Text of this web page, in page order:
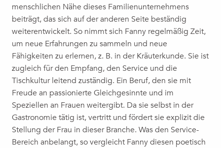
menschlichen Nähe dieses Familienunternehmens
beiträgt, das sich auf der anderen Seite beständig
weiterentwickelt. So nimmt sich Fanny regelmäßig Zeit,
um neue Erfahrungen zu sammeln und neue
Fähigkeiten zu erlernen, z. B. in der Kräuterkunde. Sie ist
zugleich für den Empfang, den Service und die
Tischkultur leitend zuständig. Ein Beruf, den sie mit
Freude an passionierte Gleichgesinnte und im
Speziellen an Frauen weitergibt. Da sie selbst in der
Gastronomie tätig ist, vertritt und fördert sie explizit die
Stellung der Frau in dieser Branche. Was den Service-
Bereich anbelangt, so vergleicht Fanny diesen poetisch